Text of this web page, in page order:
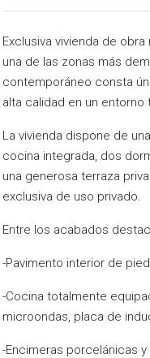
Exclusiva vivienda de
una de las zonas más
contemporáneo consta
alta calidad en un entorno
La vivienda dispone de
cocina integrada, dos
una generosa terraza
exclusiva de uso privado.
Entre los acabados
-Pavimento interior de
-Cocina totalmente
microondas, placa de
-Encimeras porcelánicas